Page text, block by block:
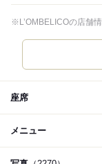
※L’OMBELICOの店舗
座席
メニュー